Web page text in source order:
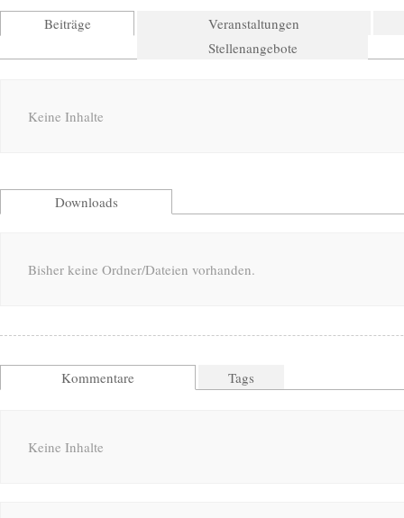
Beiträge
Veranstaltungen
Stellenangebote
Keine Inhalte
Downloads
Bisher keine Ordner/Dateien vorhanden.
Kommentare Tags
Keine Inhalte